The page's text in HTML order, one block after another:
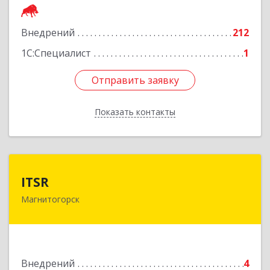
Внедрений
212
1С:Специалист
1
Отправить заявку
Показать контакты
Отправить заявку
Назад
ITSR
Магнитогорск
Внедрений
4
455030, Челябинская обл, Магнитогорск г,